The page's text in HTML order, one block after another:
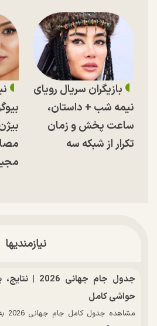
بازیگران سریال رویای
نیمه شب + داستان،
ساعت پخش و زمان
تکرار از شبکه سه
نیازمندیها
جدول جام
حواشی کامل